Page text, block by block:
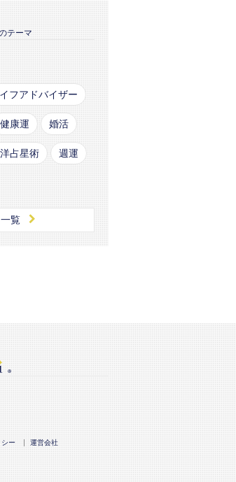
テーマ
フアドバイザー
健康運 婚活
占星術 週運
覧
ー 運営会社